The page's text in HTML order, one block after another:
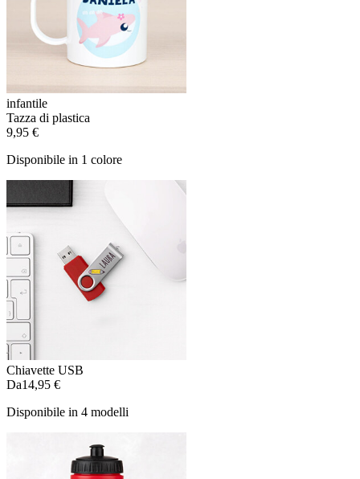
infantile
Tazza di plastica
9,95 €
Disponibile in 1 colore
Chiavette USB
Da14,95 €
Disponibile in 4 modelli